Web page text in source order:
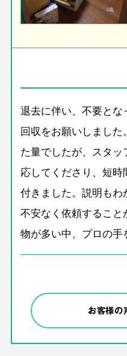
退去に伴い、不要と
回収をお願いしまし
た量でしたが、スタ
応してくださり、短
付きました。説明も
不安なく依頼すること
物が多い中、プロの
お客様の